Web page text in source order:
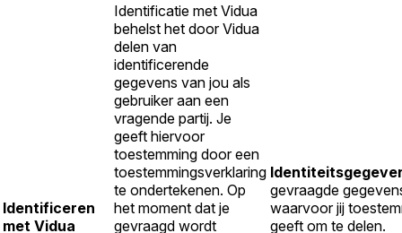
Identificeren
met Vidua
Identificatie met Vidua
behelst het door Vidua
delen van
identificerende
gegevens van jou als
gebruiker aan een
vragende partij. Je
geeft hiervoor
toestemming door een
toestemmingsverklaring
te ondertekenen. Op
het moment dat je
gevraagd wordt
gevraagde
waarvoor jij
geeft om te delen.